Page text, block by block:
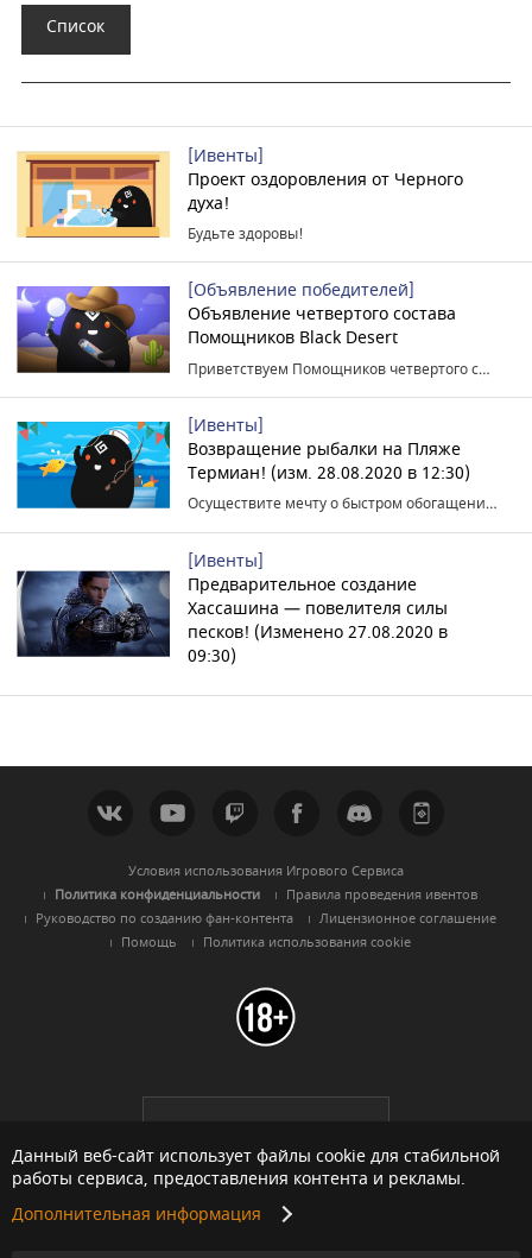
Список
[Ивенты]
Проект оздоровления от Черного
духа!
Будьте здоровы!
[Объявление победителей]
Объявление четвертого состава
Помощников Black Desert
Приветствуем Помощников четвертого состава!
[Ивенты]
Возвращение рыбалки на Пляже
Термиан! (изм. 28.08.2020 в 12:30)
Осуществите мечту о быстром обогащении!
[Ивенты]
Предварительное создание
Хассашина — повелителя силы
песков! (Изменено 27.08.2020 в
09:30)
Условия использования Игрового Сервиса
Политика конфиденциальности
Правила проведения ивентов
Руководство по созданию фан-контента
Лицензионное соглашение
Помощь
Политика использования cookie
Данный веб-сайт использует файлы cookie для стабильной
работы сервиса, предоставления контента и рекламы.
Дополнительная информация